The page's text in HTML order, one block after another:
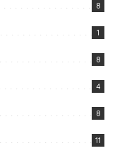
8
1
8
4
8
11